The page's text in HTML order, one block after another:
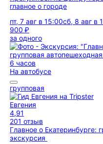
главное о городе
пт, 7 авг в 15:00сб, 8 авг в
900 ₽
за одного
6 часов
На автобусе
групповая
Евгения
4,91
201 отзыв
Главное о Екатеринбурге:
экскурсия